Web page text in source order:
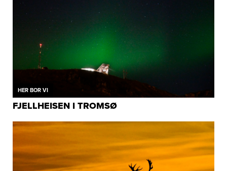
HER BOR VI
FJELLHEISEN I TROMSØ